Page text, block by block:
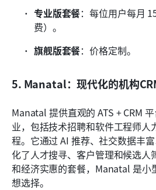
专业版套餐：每位用户每月
费）。
旗舰版套餐：价格定制。
5. Manatal：现代化的机构
Manatal 提供直观的 ATS + CRM
业，包括技术招聘和软件工程师人
程。它通过 AI 推荐、社交数据丰
化了人才搜寻、客户管理和候选人
和经济实惠的套餐，Manatal 是小
想选择。